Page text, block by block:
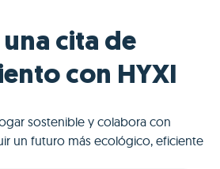
cita de
con HYXI
sostenible y colabora con
un futuro más ecológico, eficiente